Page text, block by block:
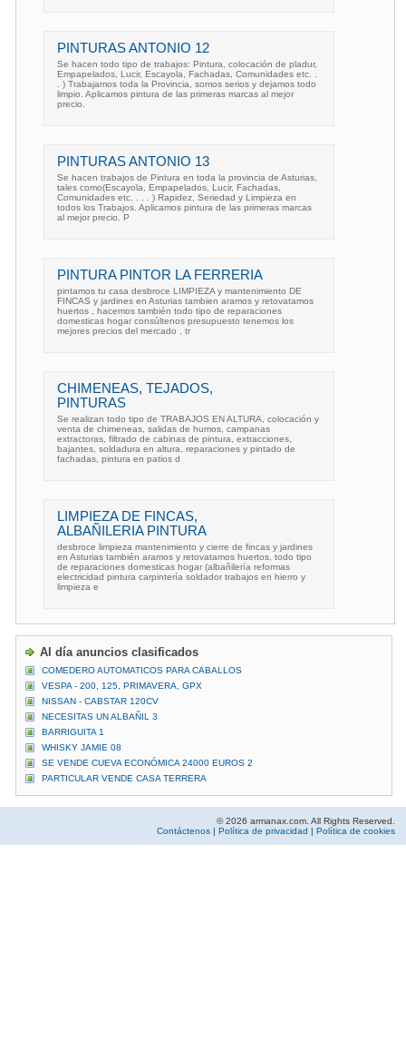
PINTURAS ANTONIO 12
Se hacen todo tipo de trabajos: Pintura, colocación de pladur,
Empapelados, Lucir, Escayola, Fachadas, Comunidades etc. .
. ) Trabajamos toda la Provincia, somos serios y dejamos todo
limpio. Aplicamos pintura de las primeras marcas al mejor
precio.
PINTURAS ANTONIO 13
Se hacen trabajos de Pintura en toda la provincia de Asturias,
tales como(Escayola, Empapelados, Lucir, Fachadas,
Comunidades etc. . . . ) Rapidez, Seriedad y Limpieza en
todos los Trabajos. Aplicamos pintura de las primeras marcas
al mejor precio. P
PINTURA PINTOR LA FERRERIA
pintamos tu casa desbroce LIMPIEZA y mantenimiento DE
FINCAS y jardines en Asturias tambien aramos y retovatamos
huertos , hacemos también todo tipo de reparaciones
domesticas hogar consúltenos presupuesto tenemos los
mejores precios del mercado , tr
CHIMENEAS, TEJADOS,
PINTURAS
Se realizan todo tipo de TRABAJOS EN ALTURA, colocación y
venta de chimeneas, salidas de humos, campanas
extractoras, filtrado de cabinas de pintura, extracciones,
bajantes, soldadura en altura, reparaciones y pintado de
fachadas, pintura en patios d
LIMPIEZA DE FINCAS,
ALBAÑILERIA PINTURA
desbroce limpieza mantenimiento y cierre de fincas y jardines
en Asturias también aramos y retovatamos huertos, todo tipo
de reparaciones domesticas hogar (albañilería reformas
electricidad pintura carpintería soldador trabajos en hierro y
limpieza e
Al día anuncios clasificados
COMEDERO AUTOMATICOS PARA CABALLOS
VESPA - 200, 125, PRIMAVERA, GPX
NISSAN - CABSTAR 120CV
NECESITAS UN ALBAÑIL 3
BARRIGUITA 1
WHISKY JAMIE 08
SE VENDE CUEVA ECONÓMICA 24000 EUROS 2
PARTICULAR VENDE CASA TERRERA
© 2026 armanax.com. All Rights Reserved.
Contáctenos | Política de privacidad | Política de cookies